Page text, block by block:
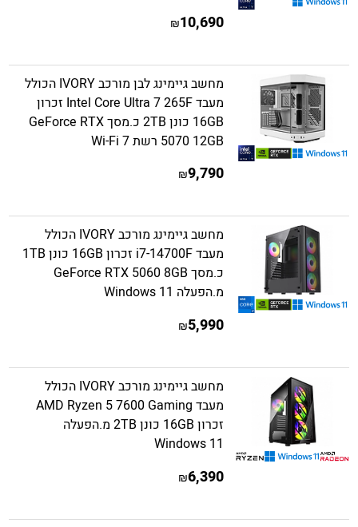
10,690
₪
מחשב גיימינג לבן מורכב IVORY הכולל
מעבד Intel Core Ultra 7 265F זכרון
16GB כונן 2TB כ.מסך GeForce RTX
5070 12GB רשת Wi-Fi 7
9,790
₪
מחשב גיימינג מורכב IVORY הכולל
מעבד i7-14700F זכרון 16GB כונן 1TB
כ.מסך GeForce RTX 5060 8GB
מ.הפעלה Windows 11
5,990
₪
מחשב גיימינג מורכב IVORY הכולל
מעבד AMD Ryzen 5 7600 Gaming
זכרון 16GB כונן 2TB מ.הפעלה
Windows 11
6,390
₪